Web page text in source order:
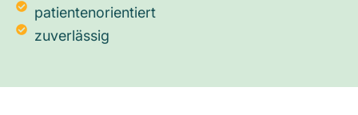
patientenorientiert
zuverlässig